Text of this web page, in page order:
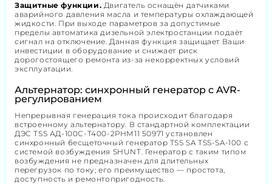
Защитные функции. Двигатель оснащён датчиками
аварийного давления масла и температуры охлаждающей
жидкости. При выходе параметров за допустимые
пределы автоматика дизельной электростанции подаёт
сигнал на отключение. Данная функция защищает Ваши
инвестиции в оборудование и снижает риск
дорогостоящего ремонта из-за некорректных условий
эксплуатации.
Альтернатор: синхронный генератор с AVR-
регулированием
Непрерывная генерация тока происходит благодаря
встроенному альтернатору. В стандартной комплектации
ДЭС TSS АД-100С-Т400-2РНМ11 50971 установлен
синхронный бесщеточный генератор TSS SA TSS-SA-100 с
системой возбуждения SHUNT. Генератор с таким типом
возбуждения не предназначен для длительных
перегрузок по току; его преимущество — простота,
доступность и ремонтопригодность.